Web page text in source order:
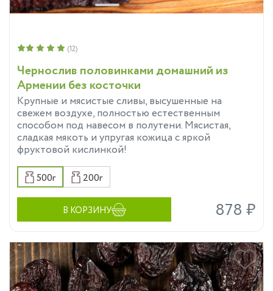
Чернослив половинками домашний из
Армении без косточки
Крупные и мясистые сливы, высушенные на
свежем воздухе, полностью естественным
способом под навесом в полутени. Мясистая,
сладкая мякоть и упругая кожица с яркой
фруктовой кислинкой!
(12)
500г 200г
В КОРЗИНУ 878 ₽